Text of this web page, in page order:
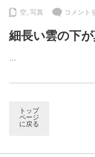
空 写真 コメント
細長い雲の下
…
トップ
ページ
に戻る